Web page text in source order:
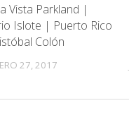
Vista Parkland |
Islote | Puerto Rico
Colón
27, 2017